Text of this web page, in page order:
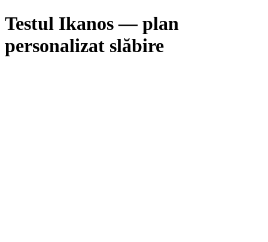
Testul Ikanos — plan
personalizat slăbire